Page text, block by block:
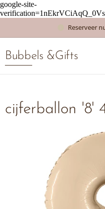
google-site-
Reserveer
Bubbels &Gifts
cijferballon '8'